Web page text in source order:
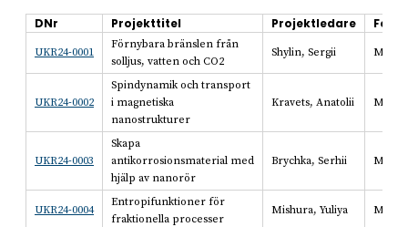
DNr Projekttitel Projektledare
UKR24-0001
Förnybara bränslen från
solljus, vatten och CO2
Shylin, Sergii MV
UKR24-0002
Spindynamik och transport
i magnetiska
nanostrukturer
Kravets, Anatolii MV
UKR24-0003
Skapa
antikorrosionsmaterial med
hjälp av nanorör
Brychka, Serhii MV
UKR24-0004
Entropifunktioner för
fraktionella processer
Mishura, Yuliya MB